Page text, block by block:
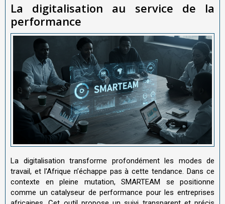
La digitalisation au service de la
performance
La digitalisation transforme profondément les modes de
travail, et l'Afrique n’échappe pas à cette tendance. Dans ce
contexte en pleine mutation, SMARTEAM se positionne
comme un catalyseur de performance pour les entreprises